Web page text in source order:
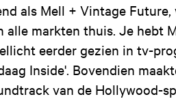
als Mell + Vintage
alle markten thuis. Je hebt
eerder gezien in tv-
Inside'. Bovendien
van de Hollywood-